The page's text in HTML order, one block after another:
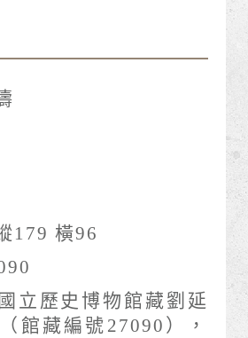
179 橫96
國立歷史博物館藏劉延
館藏編號27090），